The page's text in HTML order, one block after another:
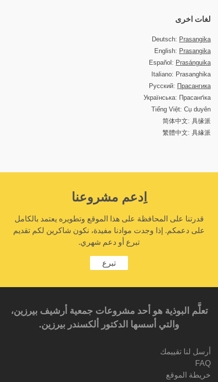
لغات اخرى
Deutsch: Prasangika
English: Prasangika
Español: Prasánguika
Italiano: Prasanghika
Русский: Прасангика
Українська: Прасанґіка
Tiếng Việt: Cụ duyên
简体中文: 具缘派
繁體中文: 具緣派
اِدعم مشروعنا
قدرتنا على المحافظة على هذا الموقع وتطويره يعتمد بالكامل
على دعمكم. إذا وجدت موادنا مفيدة، نكون شاكرين لكم تقديم
تبرع أو دعم شهري.
تبرع
تعلَّم البوذية هو أحد مشروعات جمعية أرشيف بيرزين،
والتي أسسها الدكتور ألكسندر بيرزين.‎‎
أرسل لنا تقييمك
FAQ
خريطة الموقع